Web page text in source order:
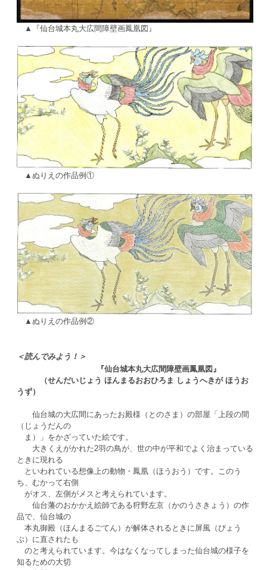
▲『仙台城本丸大広間障壁画鳳凰図』
▲ぬりえの作品例①
▲ぬりえの作品例②
＜読んでみよう！＞
『仙台城本丸大広間障壁画鳳凰図』
（せんだいじょう ほんまるおおひろま しょうへきが ほうお
うず）
仙台城の大広間にあったお殿様（とのさま）の部屋「上段の間
（じょうだんの
ま）」をかざっていた絵です。
大きくえがかれた2羽の鳥が、世の中が平和でよく治まっている
ときに現れる
といわれている想像上の動物・鳳凰（ほうおう）です。このう
ち、むかって右側
がオス、左側がメスと考えられています。
仙台藩のおかかえ絵師である狩野左京（かのうさきょう）の作
品で、仙台城の
本丸御殿（ほんまるごてん）が解体されるときに屏風（びょう
ぶ）に直されたも
のと考えられています。今はなくなってしまった仙台城の様子を
知るための大切